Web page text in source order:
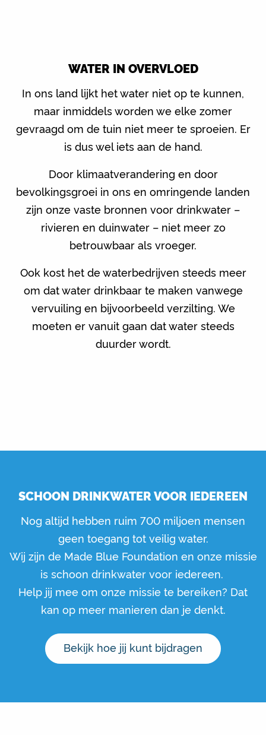
WATER IN OVERVLOED
In ons land lijkt het water niet op te kunnen,
maar inmiddels worden we elke zomer
gevraagd om de tuin niet meer te sproeien. Er
is dus wel iets aan de hand.
Door klimaatverandering en door
bevolkingsgroei in ons en omringende landen
zijn onze vaste bronnen voor drinkwater –
rivieren en duinwater – niet meer zo
betrouwbaar als vroeger.
Ook kost het de waterbedrijven steeds meer
om dat water drinkbaar te maken vanwege
vervuiling en bijvoorbeeld verzilting. We
moeten er vanuit gaan dat water steeds
duurder wordt.
SCHOON DRINKWATER VOOR IEDEREEN
Nog altijd hebben ruim 700 miljoen mensen
geen toegang tot veilig water.
Wij zijn de Made Blue Foundation en onze missie
is schoon drinkwater voor iedereen.
Help jij mee om onze missie te bereiken? Dat
kan op meer manieren dan je denkt.
Bekijk hoe jij kunt bijdragen